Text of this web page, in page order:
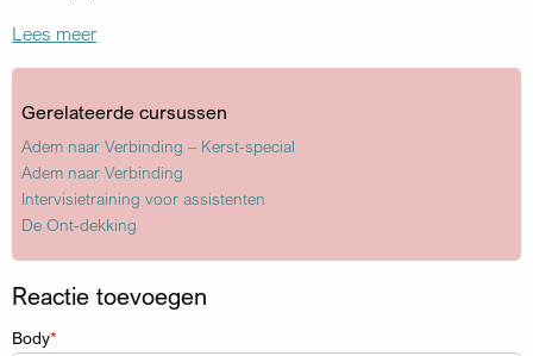
Lees meer
Gerelateerde cursussen
Adem naar Verbinding – Kerst-special
Adem naar Verbinding
Intervisietraining voor assistenten
De Ont-dekking
Reactie toevoegen
Body